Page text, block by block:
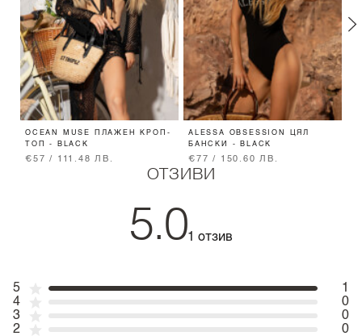
OCEAN MUSE ПЛАЖЕН КРОП-
ТОП - BLACK
€57 / 111.48 ЛВ.
ALESSA OBSESSION ЦЯЛ
БАНСКИ - BLACK
€77 / 150.60 ЛВ.
ОТЗИВИ
5.01 отзив
5
1
4
0
3
0
2
0